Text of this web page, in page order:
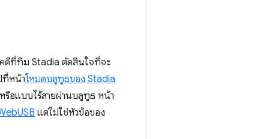
คดีที่ทีม Stadia ตัดสินใจที่จะ
ที่หน้าโหมดบลูทูธของ Stadia
รือแบบไร้สายผ่านบลูทูธ หน้า
แต่ไม่ใช่หัวข้อของ